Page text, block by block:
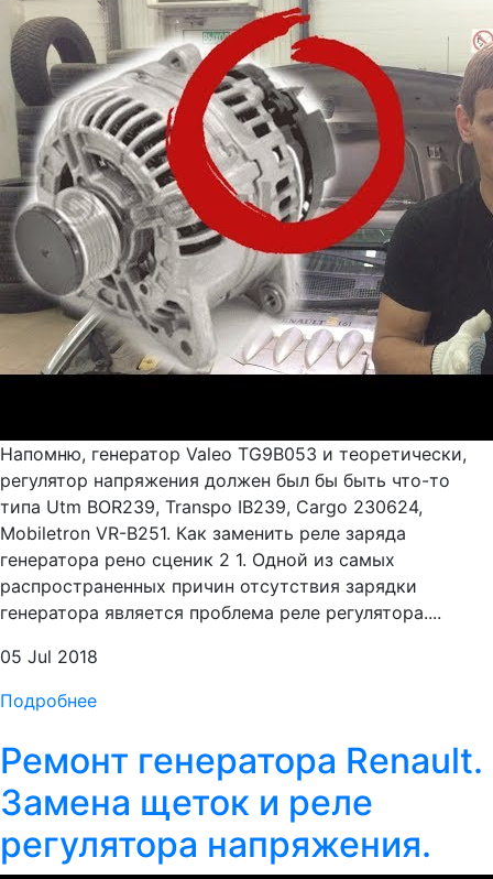
Напомню, генератор Valeo TG9B053 и теоретически,
регулятор напряжения должен был бы быть что-то
типа Utm BOR239, Transpo IB239, Cargo 230624,
Mobiletron VR-B251. Как заменить реле заряда
генератора рено сценик 2 1. Одной из самых
распространенных причин отсутствия зарядки
генератора является проблема реле регулятора....
05 Jul 2018
Подробнее
Ремонт генератора Renault.
Замена щеток и реле
регулятора напряжения.